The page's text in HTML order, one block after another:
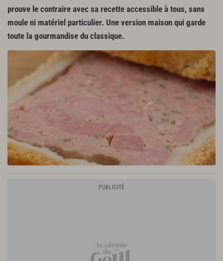
prouve le contraire avec sa recette accessible à tous, sans
moule ni matériel particulier. Une version maison qui garde
toute la gourmandise du classique.